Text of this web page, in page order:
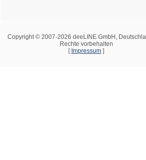
Copyright © 2007-2026 deeLINE GmbH,
Rechte vorbehalten
[ Impressum ]